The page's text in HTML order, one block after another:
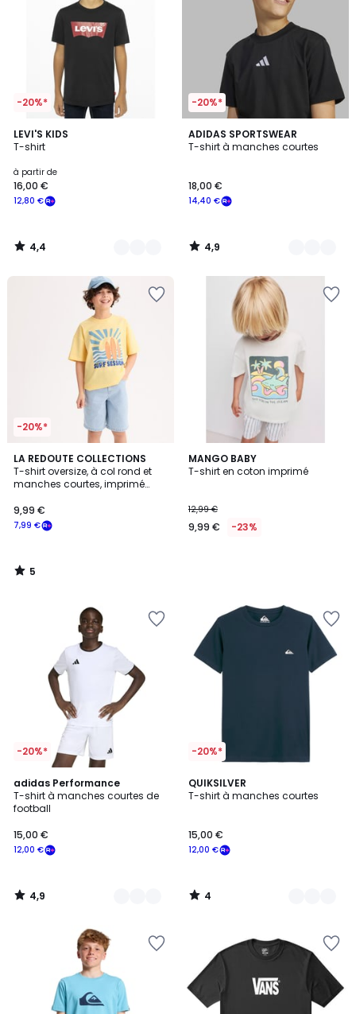
-20%*
LEVI'S KIDS
T-shirt
à partir de
12,80 €
16,00 €
4,4
/ 5
8
Couleurs
4,4
/
-20%*
ADIDAS SPORTSWEAR
T-shirt à manches courtes
14,40 €
18,00 €
4,9
/ 5
2
Couleurs
4,9
/
-20%*
LA REDOUTE COLLECTIONS
T-shirt oversize, à col rond et
manches courtes, imprimé
7,99 €
9,99 €
5
/
5
5
/
MANGO BABY
T-shirt en coton imprimé
12,99 €
9,99 € -23%
-20%*
adidas Performance
T-shirt à manches courtes de
football
12,00 €
15,00 €
4,9
/ 5
5
Couleurs
4,9
/
-20%*
QUIKSILVER
T-shirt à manches courtes
12,00 €
15,00 €
4
/
8
Couleurs
4
/